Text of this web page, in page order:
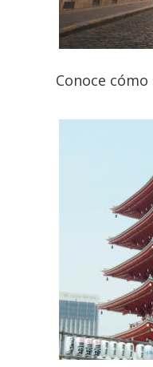
Conoce